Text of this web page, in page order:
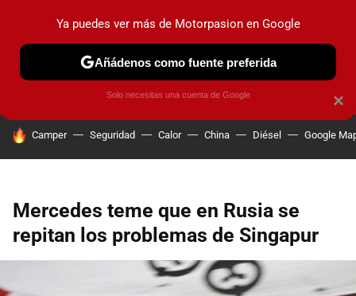
PRUEBAS COCHES ELÉCTRICOS OBSERVATORIO
HOY SE HABLA DE
Camper Seguridad Calor China Diésel Google
Mercedes teme que en Rusia se
repitan los problemas de Singapur
×
Ya puedes ver más de Motorpasion en Google
Añádenos como fuente preferida
Solo necesitas una cuenta de Google